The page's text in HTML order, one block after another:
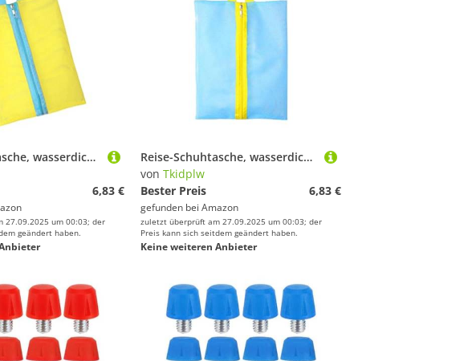
Reise-Schuhtasche, wasserdicht, Organizer, staubdichte Aufbewahrung, Reißverschluss, Tasche für Fitnessstudio, Wandern, Camping, staubdichte Schuhe, Aufbewahrung, Organizer, wasserdicht, Gelber und
6,83 €
27.09.2025 um 00:03; der
geändert haben.
Reise-Schuhtasche, wasserdicht, Organizer, staubdichte Aufbewahrung, Reißverschluss, Tasche für Fitnessstudio, Wandern, Camping, staubdichte Schuhe, Aufbewahrung, Organizer, wasserdicht, Blauer und
von Tkidplw
Bester Preis
6,83 €
gefunden bei Amazon
zuletzt überprüft am 27.09.2025 um 00:03; der
Preis kann sich seitdem geändert haben.
Keine weiteren Anbieter